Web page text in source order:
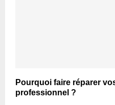
Pourquoi faire réparer
professionnel ?